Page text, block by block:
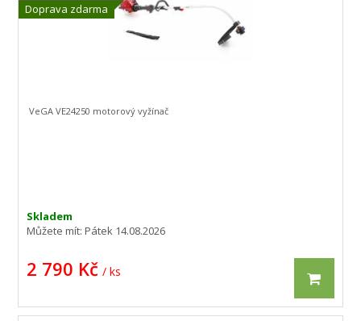
Doprava zdarma
Skladem
Můžete mít:Pátek 14.08.2026
2 790 Kč / ks
VeGA VE24250 motorový vyžínač